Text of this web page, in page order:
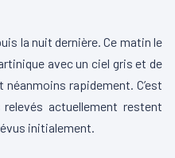
la nuit dernière. Ce matin le
avec un ciel gris et de
rapidement. C’est
actuellement restent
initialement.